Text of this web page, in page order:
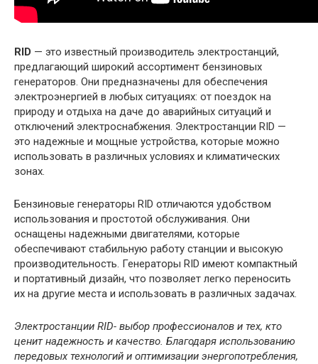
RID — это известный производитель электростанций,
предлагающий широкий ассортимент бензиновых
генераторов. Они предназначены для обеспечения
электроэнергией в любых ситуациях: от поездок на
природу и отдыха на даче до аварийных ситуаций и
отключений электроснабжения. Электростанции RID —
это надежные и мощные устройства, которые можно
использовать в различных условиях и климатических
зонах.
Бензиновые генераторы RID отличаются удобством
использования и простотой обслуживания. Они
оснащены надежными двигателями, которые
обеспечивают стабильную работу станции и высокую
производительность. Генераторы RID имеют компактный
и портативный дизайн, что позволяет легко переносить
их на другие места и использовать в различных задачах.
Электростанции RID- выбор профессионалов и тех, кто
ценит надежность и качество. Благодаря использованию
передовых технологий и оптимизации энергопотребления,